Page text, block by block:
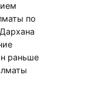
по
раньше